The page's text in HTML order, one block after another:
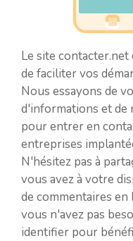
Le site
de faciliter vos
Nous essayons de
d'informations et de
pour entrer en
entreprises
N'hésitez pas à
vous avez à votre
de commentaires en
vous n'avez pas
identifier pour